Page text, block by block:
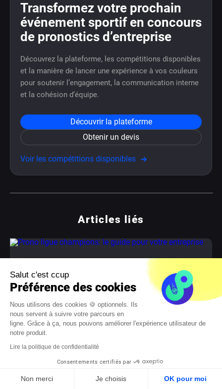
Transformez votre prochain
événement sportif en concours
de pronostics d’entreprise
Découvrez la plateforme, les compétitions disponibles
et la manière de lancer une expérience à vos couleurs
pour soutenir l’engagement, la communication interne
et la cohésion d’équipe.
Découvrir la plateforme
Obtenir un devis
Voir les compétitions disponibles
Articles liés
Prono ligue champions: le guide pour votre
entreprise
Salut c'est ccup
Préférence des cookies
Nous utilisons des cookies 🍪 optionnels. Ils
nous servent à suivre votre parcours en
ligne. Grâce à ça, nous pouvons améliorer l'expérience utilisateur de
notre produit.
Lire la politique de confidentialité
Consentements certifiés par
Non merci Je choisis OK pour moi